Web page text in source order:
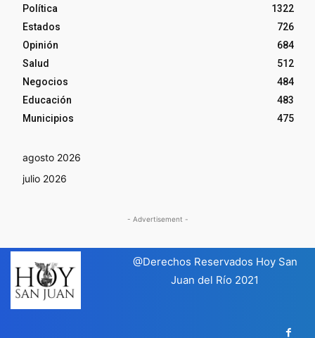
Política
1322
Estados
726
Opinión
684
Salud
512
Negocios
484
Educación
483
Municipios
475
agosto 2026
julio 2026
- Advertisement -
@Derechos Reservados Hoy San
Juan del Río 2021